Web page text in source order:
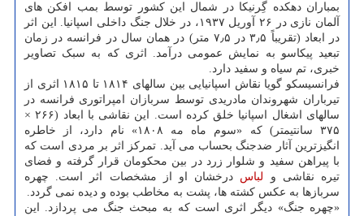
بمباران دهکده گِرنیکا در شمال این کشور توسط بمب افکن های
آلمان نازی در ۲۶ آوریل ۱۹۳۷، در خلال جنگ داخلی اسپانیا. این اثر
در ابعاد (تقریباً ۳٫۵ در ۷٫۵ متر) در همان سال در فرانسه در زمان
تبعید پیکاسو به نمایش عمومی درآمد. اثری که به سبک تصاویر
خبری، تم سیاه و سفید دارد.
فرانسیسکو گویا نقاش اسپانیایی بین سالهای ۱۸۱۴ تا ۱۸۱۵ اثری از
تیرباران شهروندان مادریدی توسط سربازان امپراتوری فرانسه در
سالهای اشغال اسپانیا خلق کرده است. این نقاشی با ابعاد (۲۶۶ ×
۳۷۵ سانتیمتر) که «سوم ماه مه ۱۸۰۸» نام دارد، از خاطره
انگیزترین آثار ضدجنگ بحساب می آید. تمرکز اثر بر مردی است که
با پیراهن سفید و شلوار زرد در بین محکومان قرار گرفته و فضای
تیره نقاشی و لباس درخشان او از مشخصات اثر است. چهره
سربازها به عکس کشته ها، پشت به مخاطب بوده و دیده نمی گردد.
«چهره جنگ» دیگر اثری است که به مبحث جنگ می پردازد. این